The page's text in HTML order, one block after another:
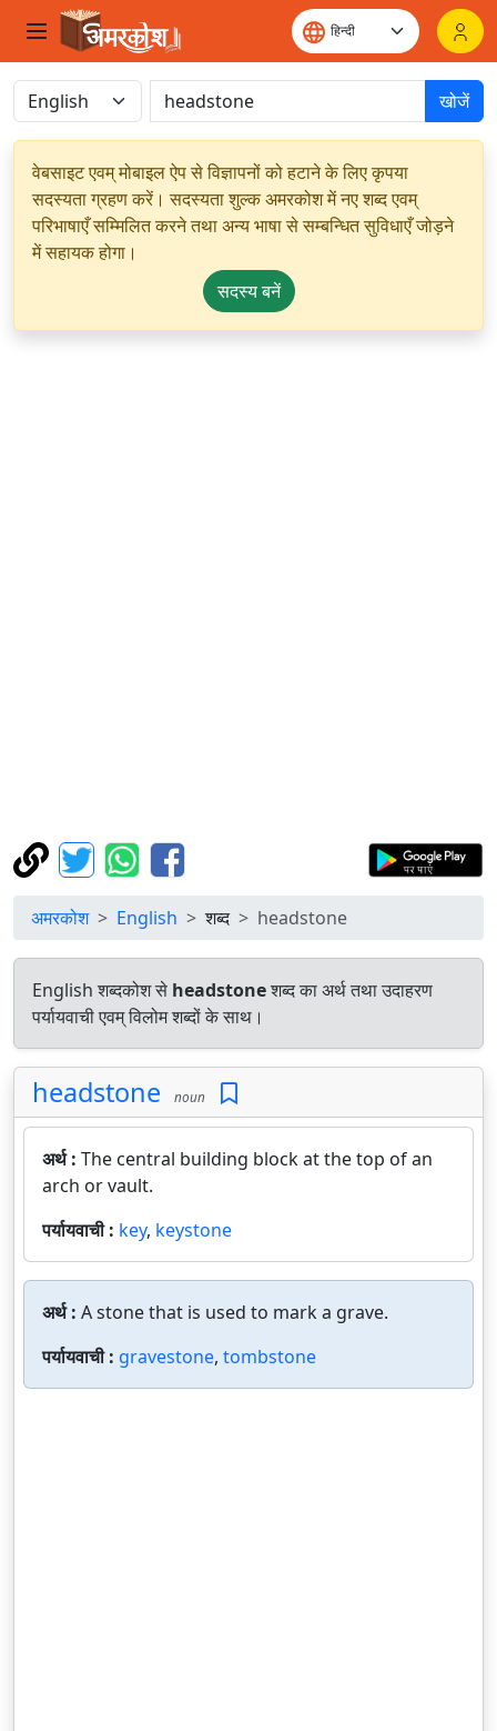
खोजें
वेबसाइट एवम् मोबाइल ऐप से विज्ञापनों को हटाने के लिए कृपया
सदस्यता ग्रहण करें। सदस्यता शुल्क अमरकोश में नए शब्द एवम्
परिभाषाएँ सम्मिलित करने तथा अन्य भाषा से सम्बन्धित सुविधाएँ जोड़ने
में सहायक होगा।
सदस्य बनें
अमरकोश English शब्द headstone
English शब्दकोश से headstoneशब्द का अर्थ तथा उदाहरण
पर्यायवाची एवम् विलोम शब्दों के साथ।
headstone noun
अर्थ : The central building block at the top of an
arch or vault.
पर्यायवाची : key, keystone
अर्थ : A stone that is used to mark a grave.
पर्यायवाची : gravestone, tombstone